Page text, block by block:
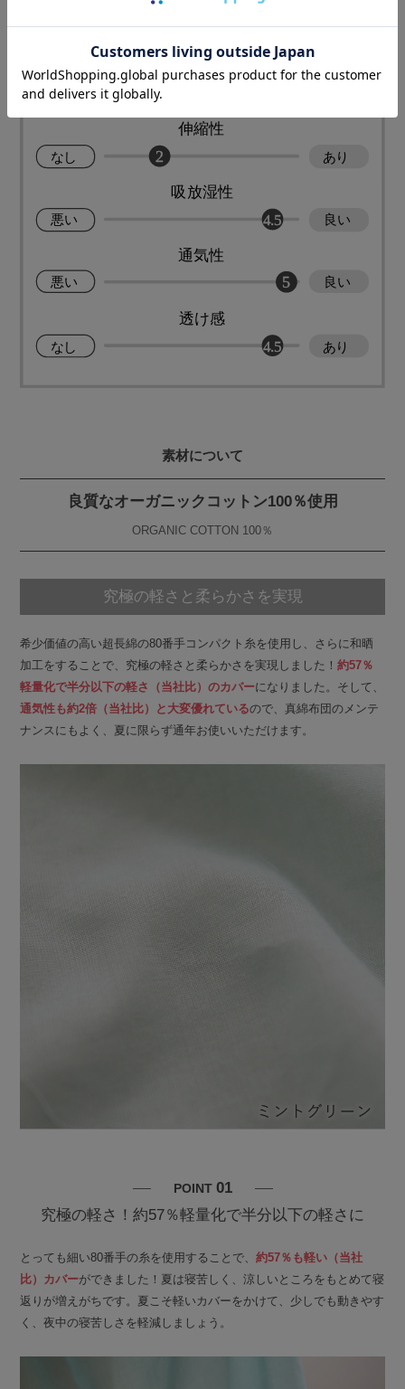
素材について
良質なオーガニックコットン100％使用
ORGANIC COTTON 100％
究極の軽さと柔らかさを実現
希少価値の高い超長綿の80番手コンパクト糸を使用し、さらに和晒
加工をすることで、究極の軽さと柔らかさを実現しました！約57％
軽量化で半分以下の軽さ（当社比）のカバーになりました。そして、
通気性も約2倍（当社比）と大変優れているので、真綿布団のメンテ
ナンスにもよく、夏に限らず通年お使いいただけます。
POINT 01
究極の軽さ！約57％軽量化で半分以下の軽さに
とっても細い80番手の糸を使用することで、約57％も軽い（当社
比）カバーができました！夏は寝苦しく、涼しいところをもとめて寝
返りが増えがちです。夏こそ軽いカバーをかけて、少しでも動きやす
く、夜中の寝苦しさを軽減しましょう。